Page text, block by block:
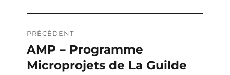
de
l’article
PRÉCÉDENT
Publication
précédente :
AMP – Programme
Microprojets de La Guilde